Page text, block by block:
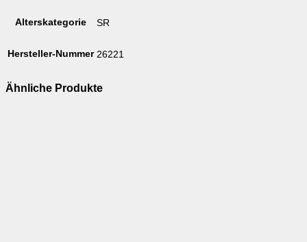
Alterskategorie SR
Hersteller-Nummer 26221
Ähnliche Produkte